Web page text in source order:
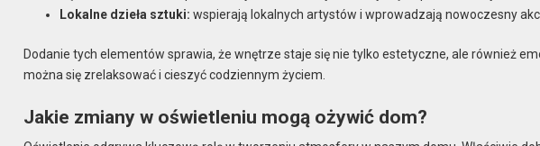
Lokalne dzieła sztuki: wspierają lokalnych artystów i wprowadzają nowoczesny
Dodanie tych elementów sprawia, że wnętrze staje się nie tylko estetyczne, ale również
można się zrelaksować i cieszyć codziennym życiem.
Jakie zmiany w oświetleniu mogą ożywić dom?